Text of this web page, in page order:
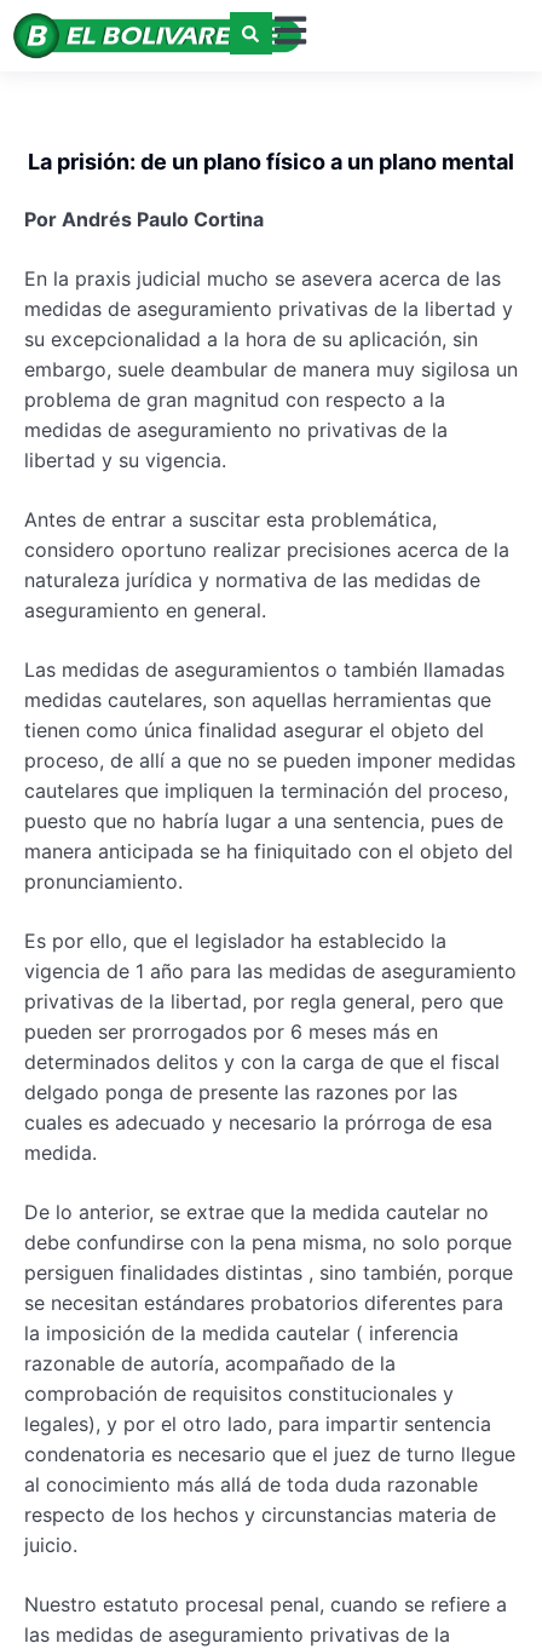
La prisión: de un plano físico a un plano mental
Por Andrés Paulo Cortina
En la praxis judicial mucho se asevera acerca de las
medidas de aseguramiento privativas de la libertad y
su excepcionalidad a la hora de su aplicación, sin
embargo, suele deambular de manera muy sigilosa un
problema de gran magnitud con respecto a la
medidas de aseguramiento no privativas de la
libertad y su vigencia.
Antes de entrar a suscitar esta problemática,
considero oportuno realizar precisiones acerca de la
naturaleza jurídica y normativa de las medidas de
aseguramiento en general.
Las medidas de aseguramientos o también llamadas
medidas cautelares, son aquellas herramientas que
tienen como única finalidad asegurar el objeto del
proceso, de allí a que no se pueden imponer medidas
cautelares que impliquen la terminación del proceso,
puesto que no habría lugar a una sentencia, pues de
manera anticipada se ha finiquitado con el objeto del
pronunciamiento.
Es por ello, que el legislador ha establecido la
vigencia de 1 año para las medidas de aseguramiento
privativas de la libertad, por regla general, pero que
pueden ser prorrogados por 6 meses más en
determinados delitos y con la carga de que el fiscal
delgado ponga de presente las razones por las
cuales es adecuado y necesario la prórroga de esa
medida.
De lo anterior, se extrae que la medida cautelar no
debe confundirse con la pena misma, no solo porque
persiguen finalidades distintas , sino también, porque
se necesitan estándares probatorios diferentes para
la imposición de la medida cautelar ( inferencia
razonable de autoría, acompañado de la
comprobación de requisitos constitucionales y
legales), y por el otro lado, para impartir sentencia
condenatoria es necesario que el juez de turno llegue
al conocimiento más allá de toda duda razonable
respecto de los hechos y circunstancias materia de
juicio.
Nuestro estatuto procesal penal, cuando se refiere a
las medidas de aseguramiento privativas de la